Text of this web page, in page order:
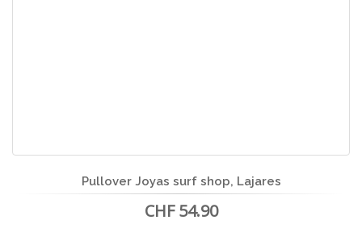
Pullover Joyas surf shop, Lajares
CHF 54.90